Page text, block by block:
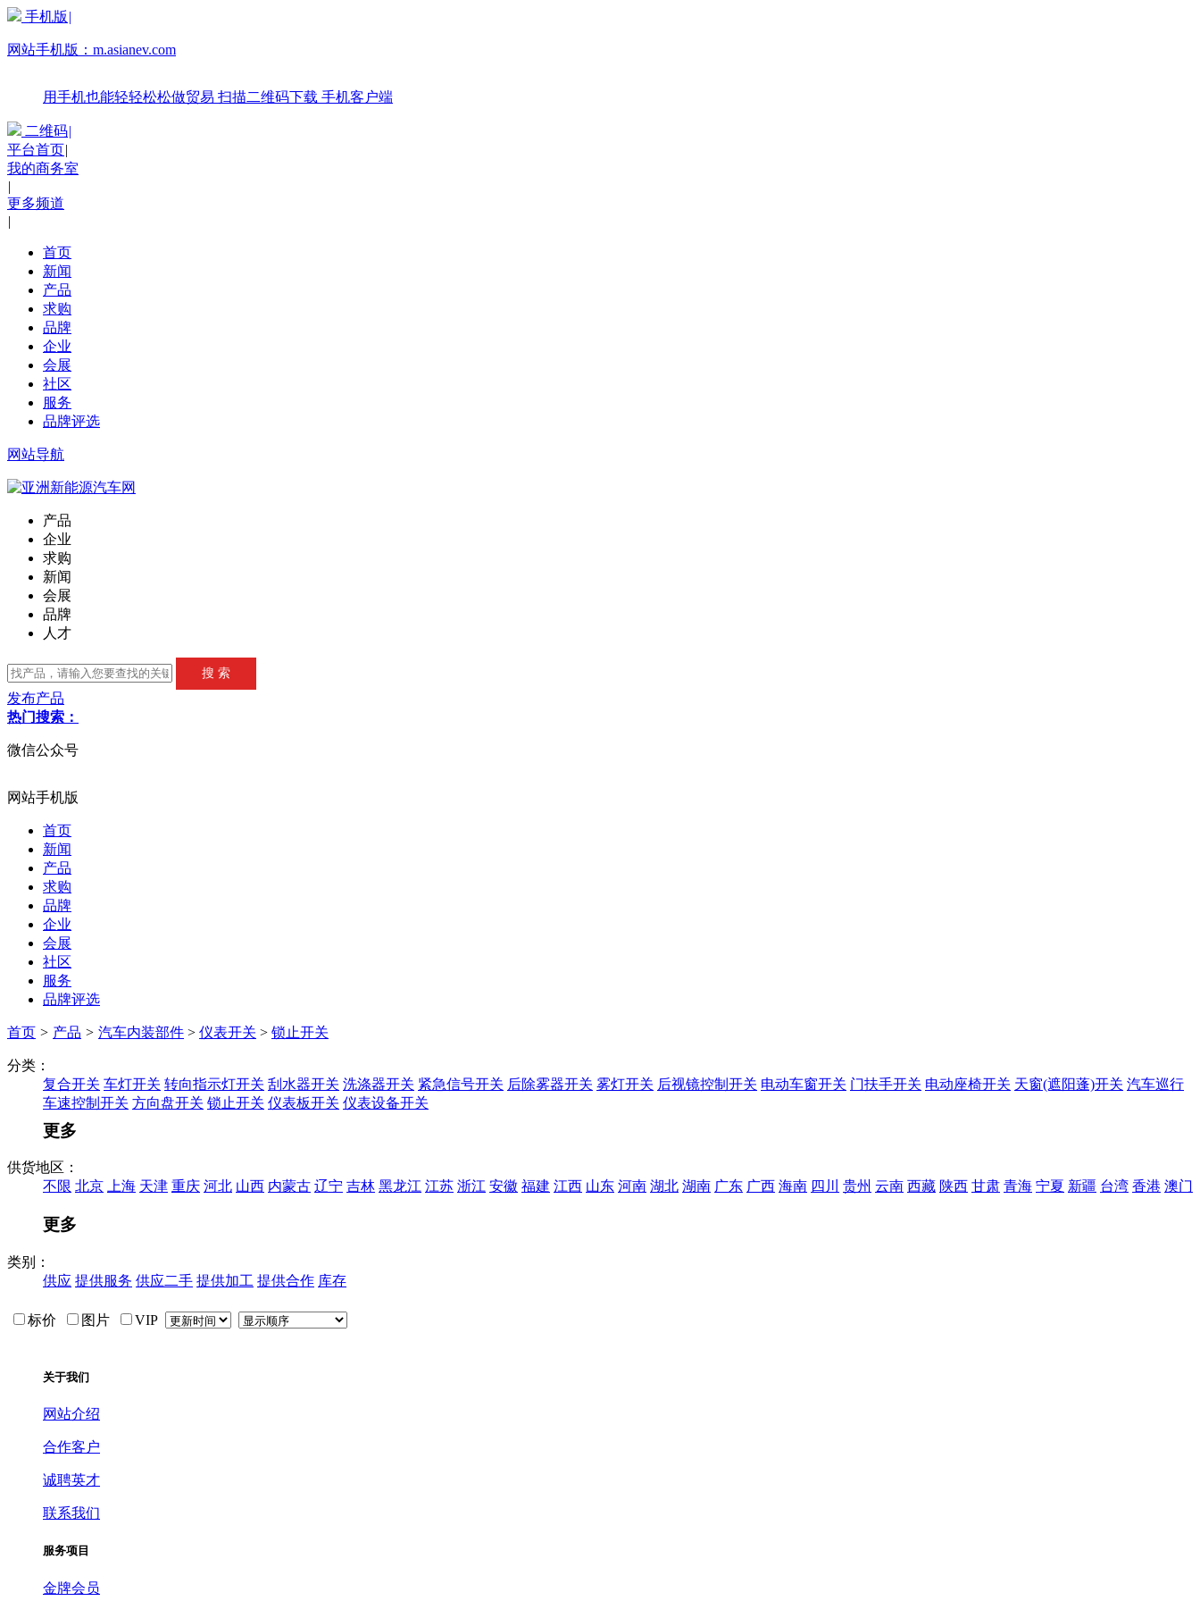
手机版 |
网站手机版： m.asianev.com
用手机也能轻轻松松做贸易 扫描二维码下载 手机客户端
二维码|
平台首页|
我的商务室
|
更多频道
|
首页
新闻
产品
求购
品牌
企业
会展
社区
服务
品牌评选
网站导航
产品
企业
求购
新闻
会展
品牌
人才
发布产品
热门搜索：
微信公众号
网站手机版
首页
新闻
产品
求购
品牌
企业
会展
社区
服务
品牌评选
首页 > 产品 > 汽车内装部件 > 仪表开关 > 锁止开关
分类：
复合开关 车灯开关 转向指示灯开关 刮水器开关 洗涤器开关 紧急信号开关 后除雾器开关 雾灯开关 后视镜控制开关 电动车窗开关 门扶手开关 电动座椅开关 天窗(遮阳蓬)开关 汽车巡行
车速控制开关 方向盘开关 锁止开关 仪表板开关 仪表设备开关
更多
供货地区：
不限 北京 上海 天津 重庆 河北 山西 内蒙古 辽宁 吉林 黑龙江 江苏 浙江 安徽 福建 江西 山东 河南 湖北 湖南 广东 广西 海南 四川 贵州 云南 西藏 陕西 甘肃 青海 宁夏 新疆 台湾 香港 澳门
更多
类别：
供应 提供服务 供应二手 提供加工 提供合作 库存
标价 图片 VIP
关于我们
网站介绍
合作客户
诚聘英才
联系我们
服务项目
金牌会员